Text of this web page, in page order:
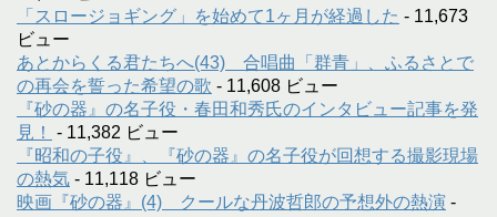
「スロージョギング」を始めて1ヶ月が経過した - 11,673
ビュー
あとからくる君たちへ(43) 合唱曲「群青」、ふるさとで
の再会を誓った希望の歌 - 11,608 ビュー
『砂の器』の名子役・春田和秀氏のインタビュー記事を発
見！
- 11,382 ビュー
『昭和の子役』、『砂の器』の名子役が回想する撮影現場
の熱気 - 11,118 ビュー
映画『砂の器』(4) クールな丹波哲郎の予想外の熱演 -